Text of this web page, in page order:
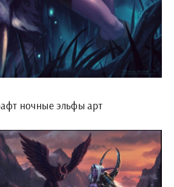
ночные эльфы арт